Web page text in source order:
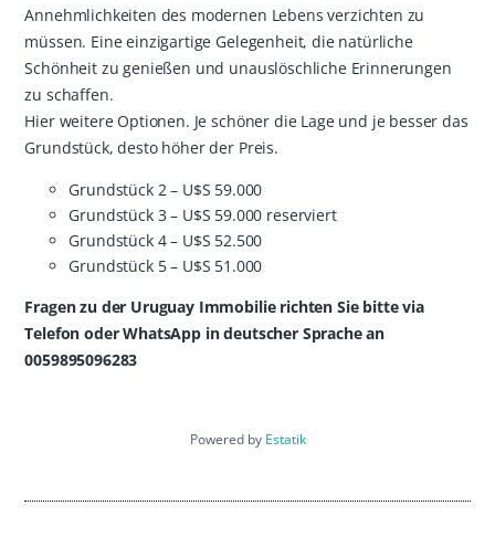
Annehmlichkeiten des modernen Lebens verzichten zu
müssen. Eine einzigartige Gelegenheit, die natürliche
Schönheit zu genießen und unauslöschliche Erinnerungen
zu schaffen.
Hier weitere Optionen. Je schöner die Lage und je besser das
Grundstück, desto höher der Preis.
Grundstück 2 – U$S 59.000
Grundstück 3 – U$S 59.000 reserviert
Grundstück 4 – U$S 52.500
Grundstück 5 – U$S 51.000
Fragen zu der Uruguay Immobilie richten Sie bitte via
Telefon oder WhatsApp in deutscher Sprache an
0059895096283
Powered by Estatik